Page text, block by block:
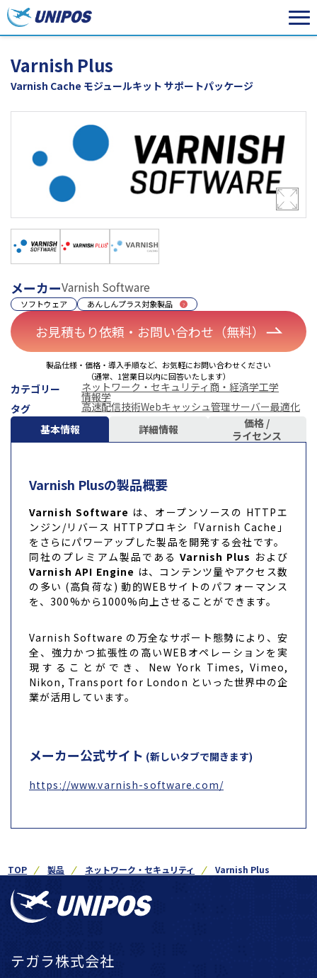
Varnish Plus
Varnish Cache モジュールキット サポートパッケージ
メーカーVarnish Software
ソフトウェア あんしんプラス対象製品
お見積もり依頼・お問い合わせ（無料）
製品仕様・価格・導入手順など、お気軽にお問い合わせください
（通常、1営業日以内に回答いたします）
カテゴリー ネットワーク・セキュリティ 商・経済学工学
情報学
タグ
高速配信技術Webキャッシュ管理サーバー最適化
基本情報
詳細情報
価格 /
ライセンス
Varnish Plusの製品概要
Varnish Software は、オープンソースの HTTPエ
ンジン/リバース HTTPプロキシ「Varnish Cache」
をさらにパワーアップした製品を開発する会社です。
同社のプレミアム製品であるVarnish Plus および
Varnish API Engine は、コンテンツ量やアクセス数
の多い (高負荷な) 動的WEBサイトのパフォーマンス
を、300%から1000%向上させることができます。
Varnish Software の万全なサポート態勢により、安
全、強力かつ拡張性の高いWEBオペレーションを実
現することができ、New York Times, Vimeo,
Nikon, Transport for London といった世界中の企
業が活用しています。
メーカー公式サイト (新しいタブで開きます)
https://www.varnish-software.com/
TOP 製品 ネットワーク・セキュリティ Varnish Plus
テガラ株式会社